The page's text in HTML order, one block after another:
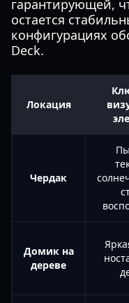
гарантирующей,
остается
конфигурациях
Deck.
Локация
Чердак
Домик на
дереве